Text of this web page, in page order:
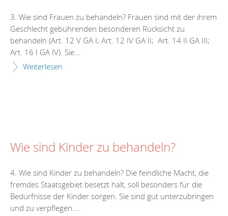
3. Wie sind Frauen zu behandeln? Frauen sind mit der ihrem
Geschlecht gebührenden besonderen Rücksicht zu
behandeln (Art. 12 V GA I; Art. 12 IV GA II; Art. 14 II GA III;
Art. 16 I GA IV). Sie...
Weiterlesen
Wie sind Kinder zu behandeln?
4. Wie sind Kinder zu behandeln? Die feindliche Macht, die
fremdes Staatsgebiet besetzt hält, soll besonders für die
Bedürfnisse der Kinder sorgen. Sie sind gut unterzubringen
und zu verpflegen....